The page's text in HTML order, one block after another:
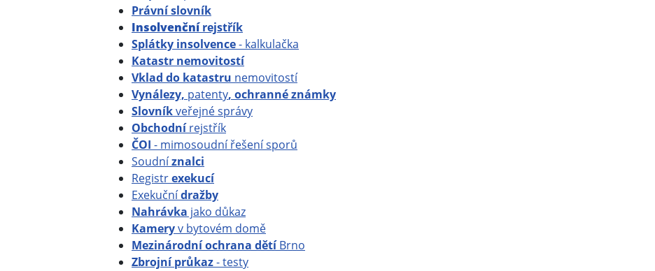
Právní slovník
Insolvenčnírejstřík
Splátky insolvence- kalkulačka
Katastr nemovitostí
Vklad do katastru nemovitostí
Vynálezy, patenty, ochranné známky
Slovníkveřejné správy
Obchodnírejstřík
ČOI - mimosoudní řešení sporů
Soudníznalci
Registrexekucí
Exekučnídražby
Nahrávka jako důkaz
Kameryv bytovém domě
Mezinárodní ochrana dětíBrno
Zbrojní průkaz- testy